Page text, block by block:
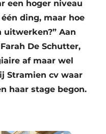
een hoger niveau
ding, maar hoe
Aan
De Schutter,
af maar wel
Stramien cv waar
haar stage begon.